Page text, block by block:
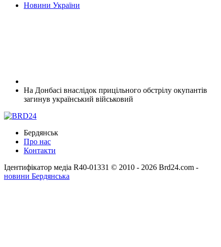
Новини України
На Донбасі внаслідок прицільного обстрілу окупантів
загинув український військовий
Бердянськ
Про нас
Контакти
Ідентифікатор медіа R40-01331 © 2010 - 2026 Brd24.com -
новини Бердянська